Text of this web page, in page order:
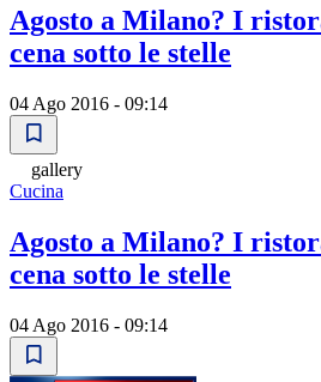
Agosto a Milano? I
cena sotto le stelle
04 Ago 2016 - 09:14
gallery
Cucina
Agosto a Milano? I
cena sotto le stelle
04 Ago 2016 - 09:14